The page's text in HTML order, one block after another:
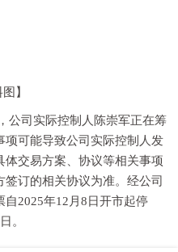
】
公司实际控制人陈崇军正在筹
可能导致公司实际控制人发
交易方案、协议等相关事项
订的相关协议为准。经公司
2025年12月8日开市起停
。